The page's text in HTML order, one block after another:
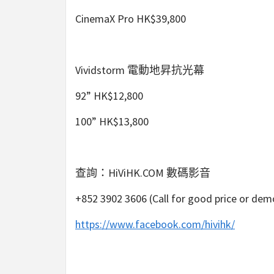
CinemaX Pro HK$39,800
Vividstorm 電動地昇抗光幕
92” HK$12,800
100” HK$13,800
查詢：HiViHK.COM 數碼影音
+852 3902 3606 (Call for good price or
https://www.facebook.com/hivihk/